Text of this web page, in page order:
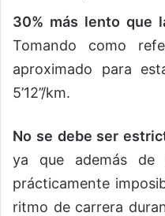
30% más lento que
Tomando como
aproximado para
5’12’’/km.
No se debe ser
ya que además
prácticamente
ritmo de carrera